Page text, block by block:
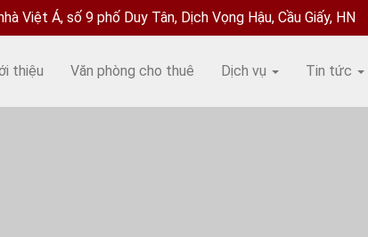
Việt Á, số 9 phố Duy Tân, Dịch Vọng Hậu, Cầu Giấy, HN
thiệu Văn phòng cho thuê Dịch vụ Tin tức